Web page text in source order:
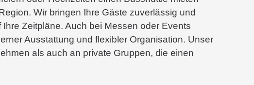
Wir bringen Ihre Gäste zuverlässig und
Zeitpläne. Auch bei Messen oder Events
Ausstattung und flexibler Organisation. Unser
als auch an private Gruppen, die einen